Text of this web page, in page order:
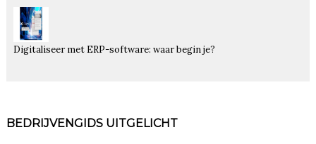
Digitaliseer met ERP-software: waar begin je?
BEDRIJVENGIDS UITGELICHT